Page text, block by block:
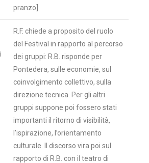
pranzo]
R.F. chiede a proposito del ruolo
del Festival in rapporto al percorso
dei gruppi: R.B. risponde per
Pontedera, sulle economie, sul
coinvolgimento collettivo, sulla
direzione tecnica. Per gli altri
gruppi suppone poi fossero stati
importanti il ritorno di visibilità,
l’ispirazione, l’orientamento
culturale. Il discorso vira poi sul
rapporto di R.B. con il teatro di